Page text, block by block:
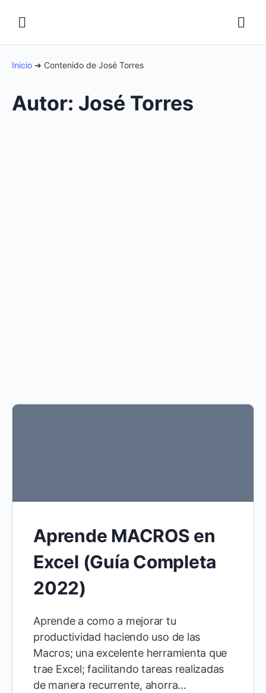
Inicio ➜ Contenido de José Torres
Autor: José Torres
Aprende MACROS en
Excel (Guía Completa
2022)
Aprende a como a mejorar tu
productividad haciendo uso de las
Macros; una excelente herramienta que
trae Excel; facilitando tareas realizadas
de manera recurrente, ahorra…